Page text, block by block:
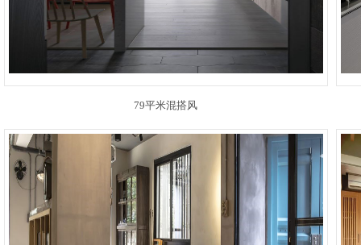
79平米混搭风